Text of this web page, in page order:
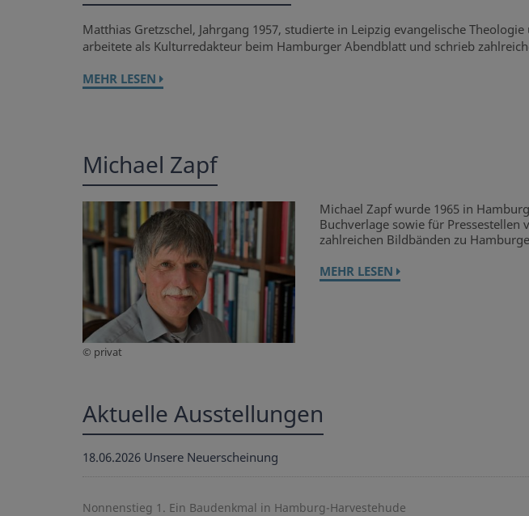
Matthias Gretzschel, Jahrgang 1957, studierte in Leipzig evangelische
arbeitete als Kulturredakteur beim Hamburger Abendblatt und schrieb
MEHR LESEN
Michael Zapf
© privat
Michael Zapf wurde 1965 in
Buchverlage sowie für
zahlreichen Bildbänden zu
MEHR LESEN
Aktuelle Ausstellungen
18.06.2026 Unsere Neuerscheinung
Nonnenstieg 1. Ein Baudenkmal in Hamburg-Harvestehude